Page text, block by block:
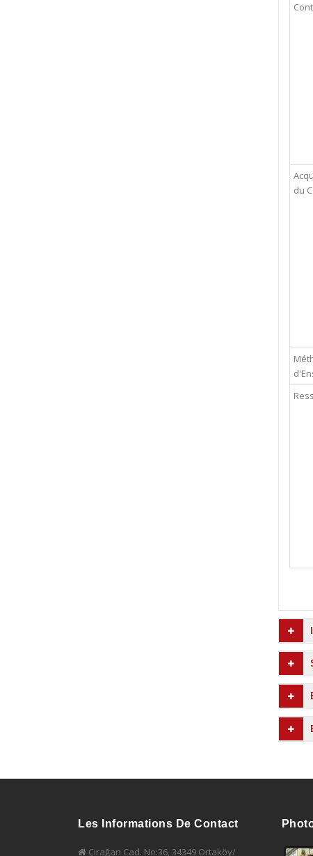
du
Les Informations De Contact
Çırağan Cad. No:36, 34349 Ortaköy/